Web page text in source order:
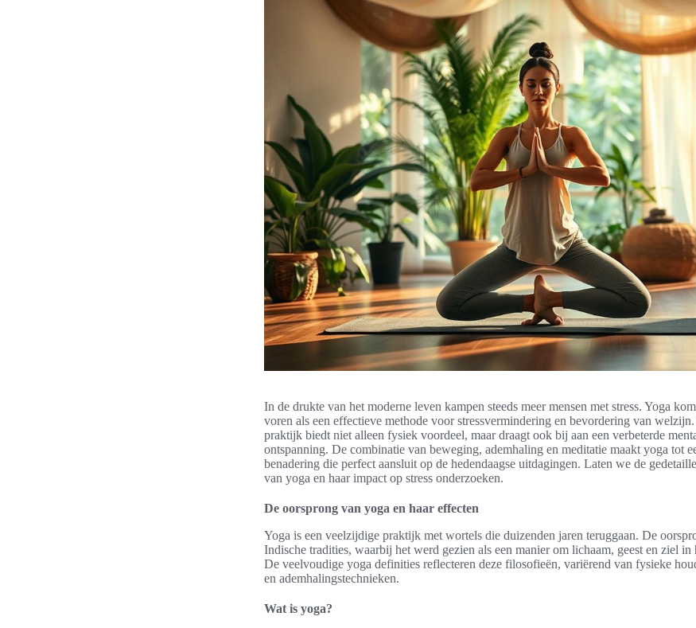
In de drukte van het moderne leven kampen steeds meer mensen met stress. Yoga
voren als een effectieve methode voor stressvermindering en bevordering van
praktijk biedt niet alleen fysiek voordeel, maar draagt ook bij aan een verbeterde
ontspanning. De combinatie van beweging, ademhaling en meditatie maakt yoga tot
benadering die perfect aansluit op de hedendaagse uitdagingen. Laten we de
van yoga en haar impact op stress onderzoeken.
De oorsprong van yoga en haar effecten
Yoga is een veelzijdige praktijk met wortels die duizenden jaren teruggaan. De
Indische tradities, waarbij het werd gezien als een manier om lichaam, geest en ziel in
De veelvoudige yoga definities reflecteren deze filosofieën, variërend van fysieke
en ademhalingstechnieken.
Wat is yoga?